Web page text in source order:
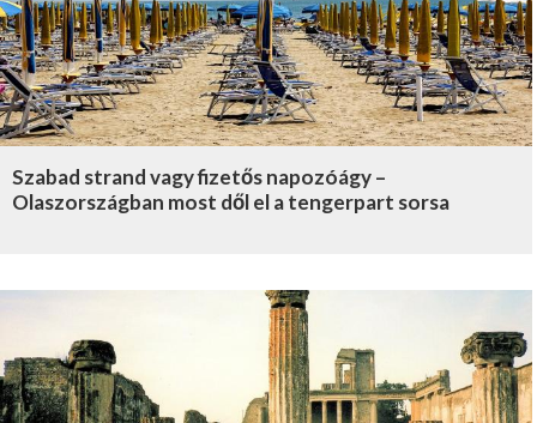
Szabad strand vagy fizetős napozóágy –
Olaszországban most dől el a tengerpart sorsa